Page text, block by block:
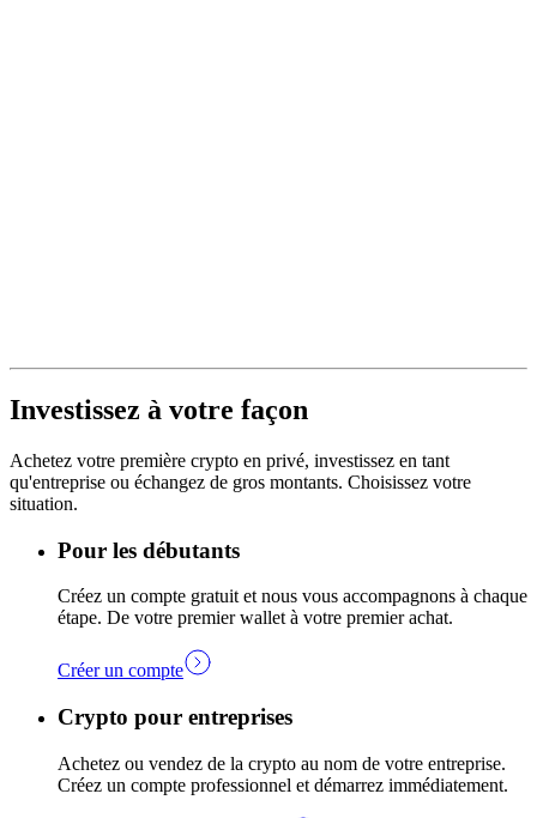
Investissez à votre façon
Achetez votre première crypto en privé, investissez en tant
qu'entreprise ou échangez de gros montants. Choisissez votre
situation.
Pour les débutants
Créez un compte gratuit et nous vous accompagnons à chaque
étape. De votre premier wallet à votre premier achat.
Créer un compte
Crypto pour entreprises
Achetez ou vendez de la crypto au nom de votre entreprise.
Créez un compte professionnel et démarrez immédiatement.